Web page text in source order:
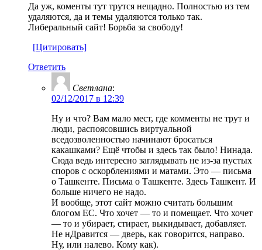
Да уж, коменты тут трутся нещадно. Полностью из тем
удаляются, да и темы удаляются только так.
Либеральный сайт! Борьба за свободу!
[Цитировать]
Ответить
Светлана:
02/12/2017 в 12:39
Ну и что? Вам мало мест, где комменты не трут и
люди, распоясовшись виртуальной
вседозволенностью начинают бросаться
какашками? Ещё чтобы и здесь так было! Нинада.
Сюда ведь интересно заглядывать не из-за пустых
споров с оскорблениями и матами. Это — письма
о Ташкенте. Письма о Ташкенте. Здесь Ташкент. И
больше ничего не надо.
И вообще, этот сайт можно считать большим
блогом ЕС. Что хочет — то и помещает. Что хочет
— то и убирает, стирает, выкидывает, добавляет.
Не нДравится — дверь, как говорится, направо.
Ну, или налево. Кому как).